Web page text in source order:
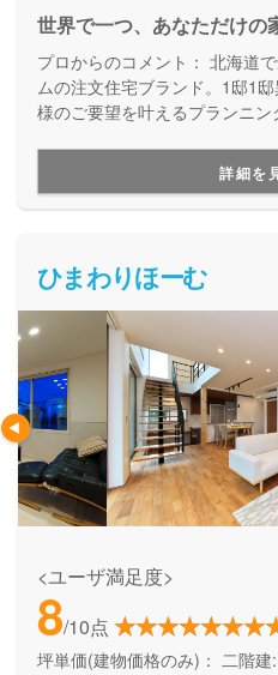
世界で一つ、あなただけの
プロからのコメント： 北海道
ムの注文住宅ブランド。1邸1
様のご要望を叶えるプランニ
詳細を
ひまわりほーむ
<ユーザ満足度>
8/10点
坪単価(建物価格のみ)： 二階